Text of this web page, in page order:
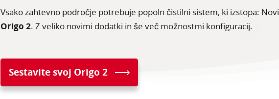
Vsako zahtevno področje potrebuje popoln čistilni sistem, ki izstopa: Novi
Origo 2. Z veliko novimi dodatki in še več možnostmi konfiguracij.
Sestavite svoj Origo 2